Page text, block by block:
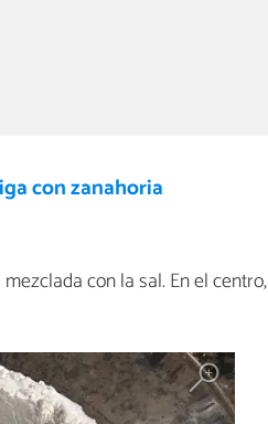
con zanahoria
con la sal. En el centro,